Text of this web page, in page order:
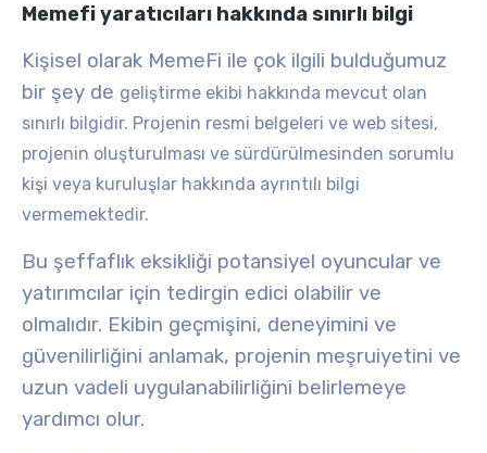
Memefi yaratıcıları hakkında sınırlı bilgi
Kişisel olarak MemeFi ile çok ilgili bulduğumuz
bir şey de geliştirme ekibi hakkında mevcut olan
sınırlı bilgidir. Projenin resmi belgeleri ve web sitesi,
projenin oluşturulması ve sürdürülmesinden sorumlu
kişi veya kuruluşlar hakkında ayrıntılı bilgi
vermemektedir.
Bu şeffaflık eksikliği potansiyel oyuncular ve
yatırımcılar için tedirgin edici olabilir ve
olmalıdır. Ekibin geçmişini, deneyimini ve
güvenilirliğini anlamak, projenin meşruiyetini ve
uzun vadeli uygulanabilirliğini belirlemeye
yardımcı olur.